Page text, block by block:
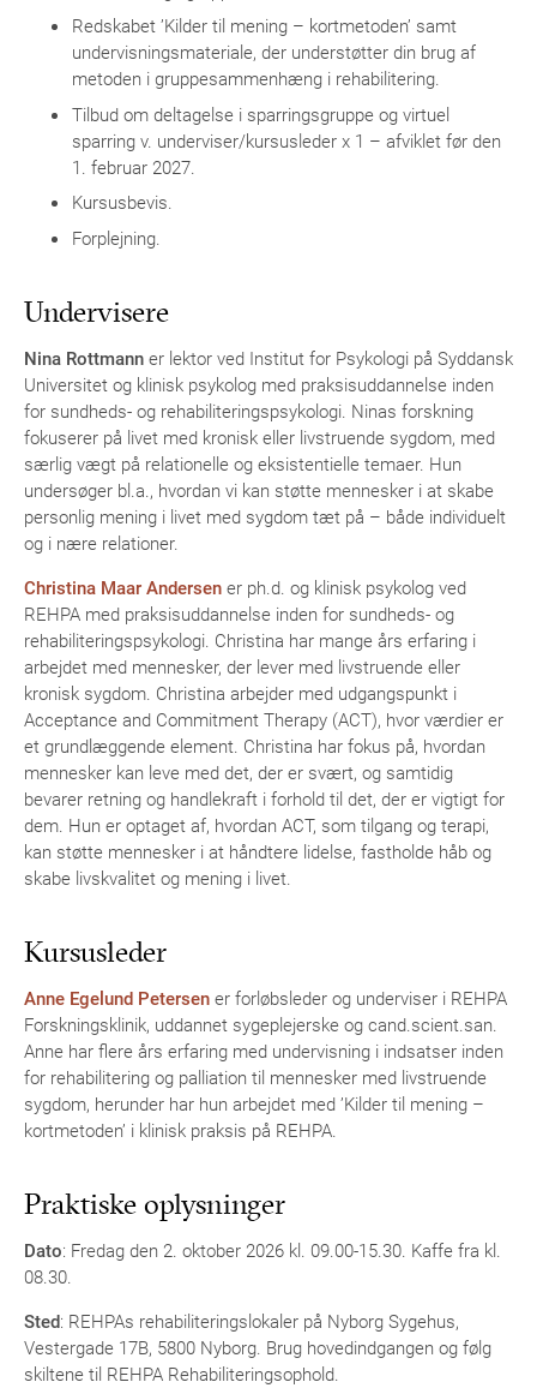
Redskabet ’Kilder til mening – kortmetoden’ samt
undervisningsmateriale, der understøtter din brug af
metoden i gruppesammenhæng i rehabilitering.
Tilbud om deltagelse i sparringsgruppe og virtuel
sparring v. underviser/kursusleder x 1 – afviklet før den
1. februar 2027.
Kursusbevis.
Forplejning.
Undervisere
Nina Rottmann er lektor ved Institut for Psykologi på Syddansk
Universitet og klinisk psykolog med praksisuddannelse inden
for sundheds- og rehabiliteringspsykologi. Ninas forskning
fokuserer på livet med kronisk eller livstruende sygdom, med
særlig vægt på relationelle og eksistentielle temaer. Hun
undersøger bl.a., hvordan vi kan støtte mennesker i at skabe
personlig mening i livet med sygdom tæt på – både individuelt
og i nære relationer.
Christina Maar Andersen er ph.d. og klinisk psykolog ved
REHPA med praksisuddannelse inden for sundheds- og
rehabiliteringspsykologi. Christina har mange års erfaring i
arbejdet med mennesker, der lever med livstruende eller
kronisk sygdom. Christina arbejder med udgangspunkt i
Acceptance and Commitment Therapy (ACT), hvor værdier er
et grundlæggende element. Christina har fokus på, hvordan
mennesker kan leve med det, der er svært, og samtidig
bevarer retning og handlekraft i forhold til det, der er vigtigt for
dem. Hun er optaget af, hvordan ACT, som tilgang og terapi,
kan støtte mennesker i at håndtere lidelse, fastholde håb og
skabe livskvalitet og mening i livet.
Kursusleder
Anne Egelund Petersen er forløbsleder og underviser i REHPA
Forskningsklinik, uddannet sygeplejerske og cand.scient.san.
Anne har flere års erfaring med undervisning i indsatser inden
for rehabilitering og palliation til mennesker med livstruende
sygdom, herunder har hun arbejdet med ’Kilder til mening –
kortmetoden’ i klinisk praksis på REHPA.
Praktiske oplysninger
Dato: Fredag den 2. oktober 2026 kl. 09.00-15.30. Kaffe fra kl.
08.30.
Sted: REHPAs rehabiliteringslokaler på Nyborg Sygehus,
Vestergade 17B, 5800 Nyborg. Brug hovedindgangen og følg
skiltene til REHPA Rehabiliteringsophold.